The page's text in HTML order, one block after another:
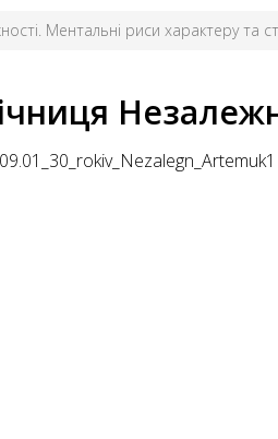
Ментальні риси характеру та